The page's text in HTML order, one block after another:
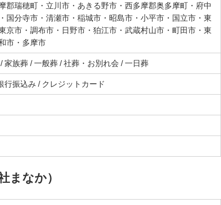
郡瑞穂町・立川市・あきる野市・西多摩郡奥多摩町・府中
国分寺市・清瀬市・稲城市・昭島市・小平市・国立市・東
京市・調布市・日野市・狛江市・武蔵村山市・町田市・東
市・多摩市
家族葬 / 一般葬 / 社葬・お別れ会 / 一日葬
行振込み / クレジットカード
まなか）